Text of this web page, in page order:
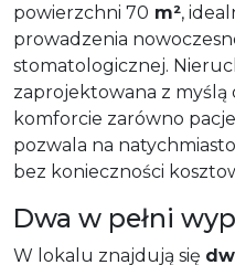
powierzchni 70 m²,
prowadzenia
stomatologicznej.
zaprojektowana z myślą
komforcie zarówno
pozwala na
bez konieczności
Dwa w pełni
W lokalu znajdują się